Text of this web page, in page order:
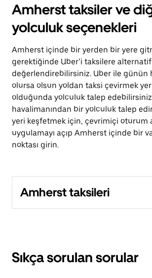
Amherst taksiler ve
yolculuk seçenekleri
Amherst içinde bir yerden bir yere
gerektiğinde Uber’i taksilere
değerlendirebilirsiniz. Uber ile günün
olursa olsun yoldan taksi çevirmek
olduğunda yolculuk talep
havalimanından bir yolculuk talep
yeri keşfetmek için, çevrimiçi oturum
uygulamayı açıp Amherst içinde bir
noktası girin.
Amherst taksileri
Sıkça sorulan sorular